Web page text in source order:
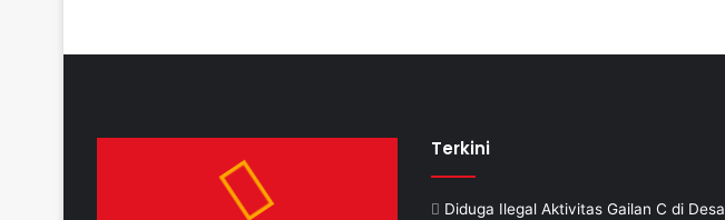
Terkini
Diduga Ilegal Aktivitas Gailan C di Desa